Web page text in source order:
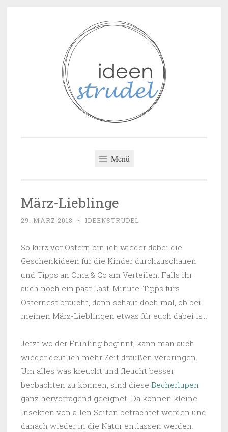
Menü
März-Lieblinge
29. MÄRZ 2018 ~ IDEENSTRUDEL
So kurz vor Ostern bin ich wieder dabei die
Geschenkideen für die Kinder durchzuschauen
und Tipps an Oma & Co am Verteilen. Falls ihr
auch noch ein paar Last-Minute-Tipps fürs
Osternest braucht, dann schaut doch mal, ob bei
meinen März-Lieblingen etwas für euch dabei ist.
Jetzt wo der Frühling beginnt, kann man auch
wieder deutlich mehr Zeit draußen verbringen.
Um alles was kreucht und fleucht besser
beobachten zu können, sind diese Becherlupen
ganz hervorragend geeignet. Da können kleine
Insekten von allen Seiten betrachtet werden und
danach wieder in die Natur entlassen werden.